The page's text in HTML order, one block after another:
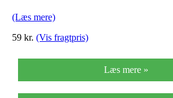
(Læs mere)
59 kr. (Vis fragtpris)
Læs mere »